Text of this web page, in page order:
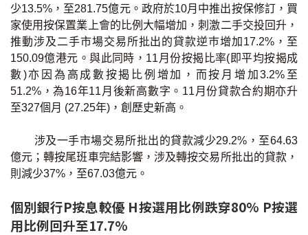
公司動態
按市新聞
統計數據庫
按揭快趣智識
按揭智庫
樓按專欄
少13.5%，至281.75億元。政府於10月中推出按保修訂，買
家使用按保置業上會的比例大幅增加，刺激二手交投回升，
推動涉及二手市場交易所批出的貸款逆巿增加17.2%，至
150.09億港元。與此同時，11月份按揭比率(即平均按揭成
數)亦因為高成數按揭比例增加，而按月增加3.2%至
51.2%，為16年11月後新高數字。11月份貸款合約期亦升
至327個月 (27.25年)，創歷史新高。
涉及一手市場交易所批出的貸款減少29.2%，至64.63
億元；轉按尾班車完結影響，涉及轉按交易所批出的貸款，
則減少37%，至67.03億元。
個別銀行P按息較優 H按選用比例跌穿80% P按選
用比例回升至17.7%